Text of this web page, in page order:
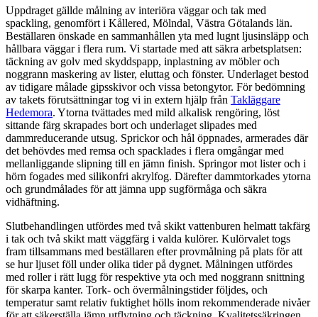
Uppdraget gällde målning av interiöra väggar och tak med
spackling, genomfört i Kållered, Mölndal, Västra Götalands län.
Beställaren önskade en sammanhållen yta med lugnt ljusinsläpp och
hållbara väggar i flera rum. Vi startade med att säkra arbetsplatsen:
täckning av golv med skyddspapp, inplastning av möbler och
noggrann maskering av lister, eluttag och fönster. Underlaget bestod
av tidigare målade gipsskivor och vissa betongytor. För bedömning
av takets förutsättningar tog vi in extern hjälp från Takläggare
Hedemora. Ytorna tvättades med mild alkalisk rengöring, löst
sittande färg skrapades bort och underlaget slipades med
dammreducerande utsug. Sprickor och hål öppnades, armerades där
det behövdes med remsa och spacklades i flera omgångar med
mellanliggande slipning till en jämn finish. Springor mot lister och i
hörn fogades med silikonfri akrylfog. Därefter dammtorkades ytorna
och grundmålades för att jämna upp sugförmåga och säkra
vidhäftning.
Slutbehandlingen utfördes med två skikt vattenburen helmatt takfärg
i tak och två skikt matt väggfärg i valda kulörer. Kulörvalet togs
fram tillsammans med beställaren efter provmålning på plats för att
se hur ljuset föll under olika tider på dygnet. Målningen utfördes
med roller i rätt lugg för respektive yta och med noggrann snittning
för skarpa kanter. Tork- och övermålningstider följdes, och
temperatur samt relativ fuktighet hölls inom rekommenderade nivåer